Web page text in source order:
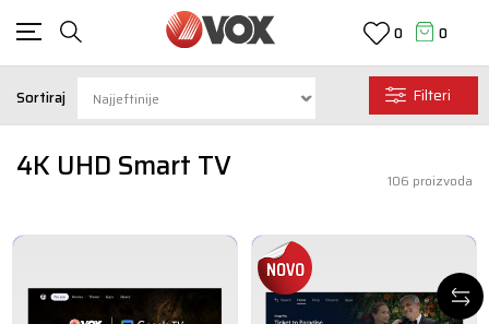
0 0
4K UHD Smart TV
Sortiraj Filteri
106 proizvoda